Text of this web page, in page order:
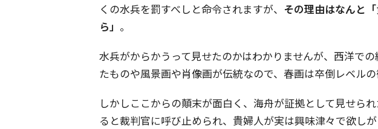
くの水兵を罰すべしと命令されますが、 その理由はなんと
ら」 。
水兵がからかうって見せたのかはわかりませんが、西洋で
たものや風景画や肖像画が伝統なので、春画は卒倒レベルの
しかしここからの顛末が面白く、海舟が証拠として見せら
ると裁判官に呼び止められ、貴婦人が実は興味津々で欲し